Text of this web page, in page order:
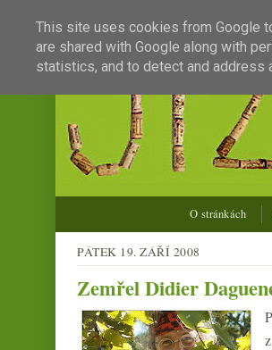
O stránkách
PÁTEK 19. ZÁŘÍ 2008
Zemřel Didier
This site uses cookies from Google
are shared with Google along with
statistics, and to detect and address